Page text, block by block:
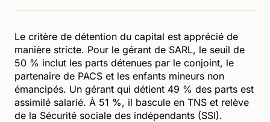
Le critère de détention du capital est apprécié de
manière stricte. Pour le gérant de SARL, le seuil de
50 % inclut les parts détenues par le conjoint, le
partenaire de PACS et les enfants mineurs non
émancipés. Un gérant qui détient 49 % des parts est
assimilé salarié. À 51 %, il bascule en TNS et relève
de la Sécurité sociale des indépendants (SSI).